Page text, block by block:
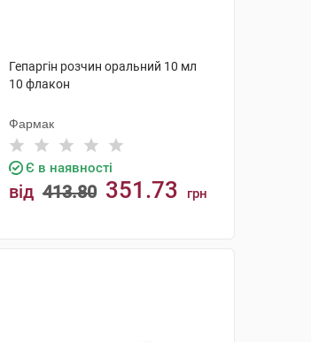
Гепаргін розчин оральний 10 мл
10 флакон
Фармак
Є в наявності
від 413.80 351.73 грн